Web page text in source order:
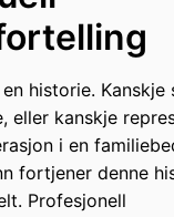
historie. Kanskje
eller kanskje
i en
fortjener denne
Profesjonell